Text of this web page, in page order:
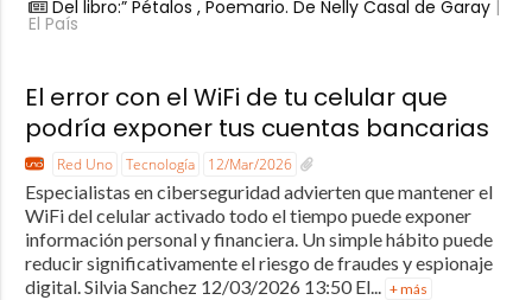
Del libro:” Pétalos , Poemario. De Nelly Casal de Garay|
El País
El error con el WiFi de tu celular que
podría exponer tus cuentas bancarias
Red Uno Tecnología 12/Mar/2026
Especialistas en ciberseguridad advierten que mantener el
WiFi del celular activado todo el tiempo puede exponer
información personal y financiera. Un simple hábito puede
reducir significativamente el riesgo de fraudes y espionaje
digital. Silvia Sanchez 12/03/2026 13:50 El... + más